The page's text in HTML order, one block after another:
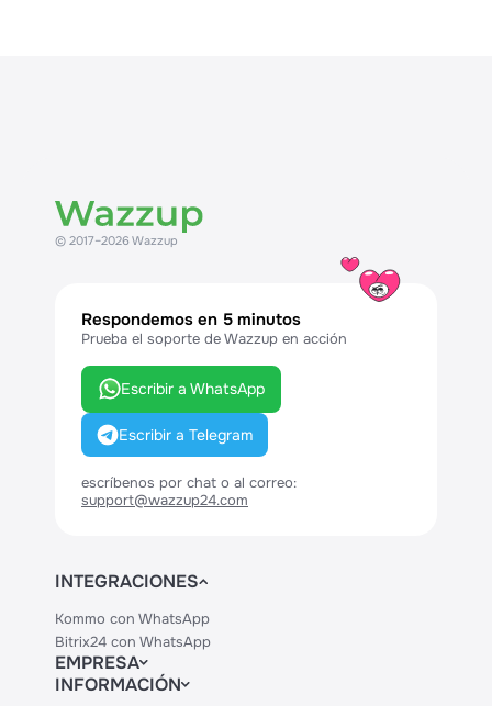
© 2017–2026 Wazzup
Respondemos en 5 minutos
Prueba el soporte de Wazzup en acción
Escribir a WhatsApp
Escribir a Telegram
escríbenos por chat o al correo:
support@wazzup24.com
INTEGRACIONES
Kommo con WhatsApp
Bitrix24 con WhatsApp
EMPRESA
Contactos
INFORMACIÓN